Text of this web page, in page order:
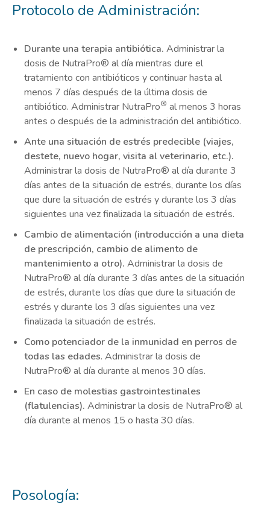
Protocolo de Administración:
Durante una terapia antibiótica. Administrar la
dosis de NutraPro® al día mientras dure el
tratamiento con antibióticos y continuar hasta al
menos 7 días después de la última dosis de
antibiótico. Administrar NutraPro® al menos 3 horas
antes o después de la administración del antibiótico.
Ante una situación de estrés predecible (viajes,
destete, nuevo hogar, visita al veterinario, etc.).
Administrar la dosis de NutraPro® al día durante 3
días antes de la situación de estrés, durante los días
que dure la situación de estrés y durante los 3 días
siguientes una vez finalizada la situación de estrés.
Cambio de alimentación (introducción a una dieta
de prescripción, cambio de alimento de
mantenimiento a otro). Administrar la dosis de
NutraPro® al día durante 3 días antes de la situación
de estrés, durante los días que dure la situación de
estrés y durante los 3 días siguientes una vez
finalizada la situación de estrés.
Como potenciador de la inmunidad en perros de
todas las edades. Administrar la dosis de
NutraPro® al día durante al menos 30 días.
En caso de molestias gastrointestinales
(flatulencias). Administrar la dosis de NutraPro® al
día durante al menos 15 o hasta 30 días.
Posología: